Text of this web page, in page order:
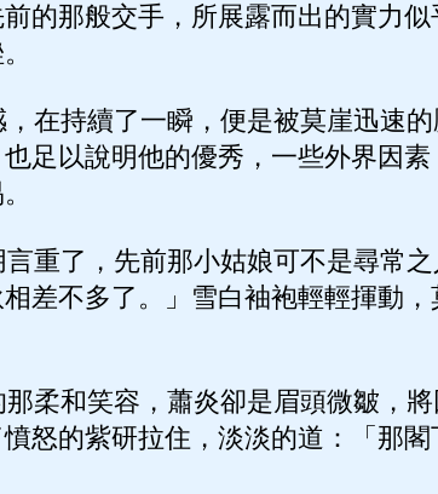
的那般交手，所展露而出的實力
在持續了一瞬，便是被莫崖迅速
足以說明他的優秀，一些外界因
重了，先前那小姑娘可不是尋常
差不多了。」雪白袖袍輕輕揮動
柔和笑容，蕭炎卻是眉頭微皺，
怒的紫研拉住，淡淡的道：「那